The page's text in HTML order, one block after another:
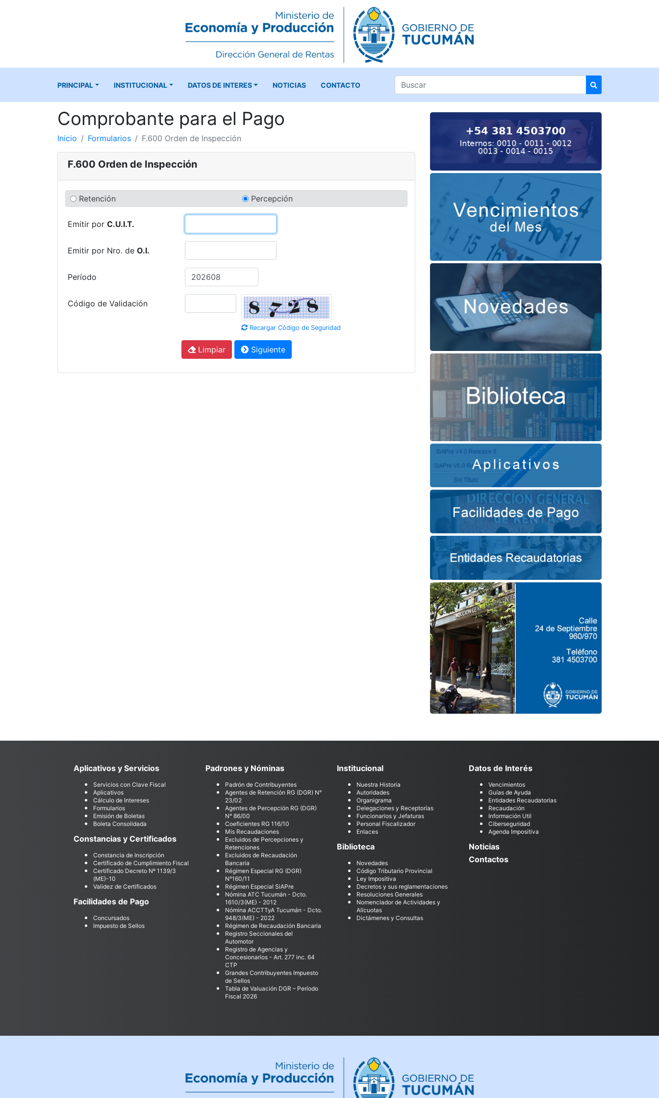
PRINCIPAL INSTITUCIONAL DATOS DE INTERES NOTICIAS CONTACTO
Comprobante para el Pago
Inicio Formularios F.600 Orden de Inspección
F.600 Orden de Inspección
Retención Percepción
Emitir por C.U.I.T.
Emitir por Nro. de O.I.
Período
Código de Validación
Recargar Código de Seguridad
Limpiar Siguiente
Aplicativos y Servicios
Servicios con Clave Fiscal
Aplicativos
Cálculo de Intereses
Formularios
Emisión de Boletas
Boleta Consolidada
Constancias y Certificados
Constancia de Inscripción
Certificado de Cumplimiento Fiscal
Certificado Decreto Nº 1139/3
(ME)-10
Validez de Certificados
Facilidades de Pago
Concursados
Impuesto de Sellos
Padrones y Nóminas
Padrón de Contribuyentes
Agentes de Retención RG (DGR) N°
23/02
Agentes de Percepción RG (DGR)
N° 86/00
Coeficientes RG 116/10
Mis Recaudaciones
Excluidos de Percepciones y
Retenciones
Excluidos de Recaudación
Bancaria
Régimen Especial RG (DGR)
N°160/11
Régimen Especial SiAPre
Nómina ATC Tucumán - Dcto.
1610/3(ME) - 2012
Nómina ACCTTyA Tucumán - Dcto.
948/3(ME) - 2022
Régimen de Recaudación Bancaria
Registro Seccionales del
Automotor
Registro de Agencias y
Concesionarios - Art. 277 inc. 64
CTP
Grandes Contribuyentes Impuesto
de Sellos
Tabla de Valuación DGR – Período
Fiscal 2026
Institucional
Nuestra Historia
Autoridades
Organigrama
Delegaciones y Receptorías
Funcionarios y Jefaturas
Personal Fiscalizador
Enlaces
Biblioteca
Novedades
Código Tributario Provincial
Ley Impositiva
Decretos y sus reglamentaciones
Resoluciones Generales
Nomenclador de Actividades y
Alícuotas
Dictámenes y Consultas
Datos de Interés
Vencimientos
Guías de Ayuda
Entidades Recaudatorias
Recaudación
Información Util
Ciberseguridad
Agenda Impositiva
Noticias
Contactos